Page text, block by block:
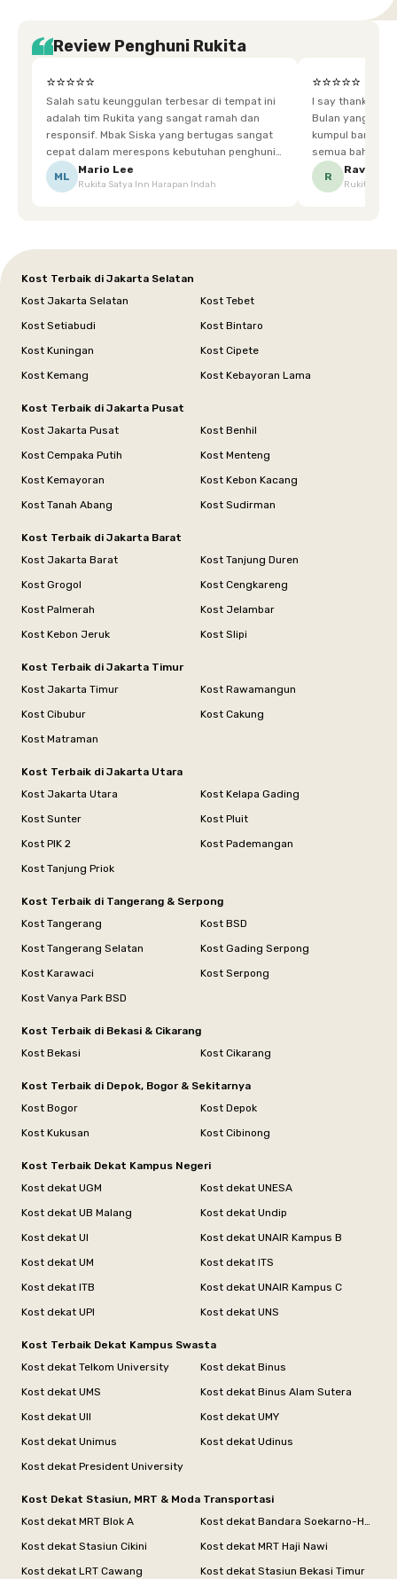
Review Penghuni Rukita
⭐⭐⭐⭐⭐
Salah satu keunggulan terbesar di tempat ini
adalah tim Rukita yang sangat ramah dan
responsif. Mbak Siska yang bertugas sangat
cepat dalam merespons kebutuhan penghuni.
Ketika saya meminta keset karena sempat
terpeleset, permintaan tersebut langsung
ML
Mario Lee
Rukita Satya Inn Harapan Indah
⭐⭐⭐⭐⭐
I say thankyou
Bulan yang super happy! banyak
kumpul bareng
semua bahagia
mgkn saran dari air aja & kebersihan lebih di
R
Ravena
Rukita
Kost Terbaik di Jakarta Selatan
Kost Jakarta Selatan
Kost Tebet
Kost Setiabudi
Kost Bintaro
Kost Kuningan
Kost Cipete
Kost Kemang
Kost Kebayoran Lama
Kost Terbaik di Jakarta Pusat
Kost Jakarta Pusat
Kost Benhil
Kost Cempaka Putih
Kost Menteng
Kost Kemayoran
Kost Kebon Kacang
Kost Tanah Abang
Kost Sudirman
Kost Terbaik di Jakarta Barat
Kost Jakarta Barat
Kost Tanjung Duren
Kost Grogol
Kost Cengkareng
Kost Palmerah
Kost Jelambar
Kost Kebon Jeruk
Kost Slipi
Kost Terbaik di Jakarta Timur
Kost Jakarta Timur
Kost Rawamangun
Kost Cibubur
Kost Cakung
Kost Matraman
Kost Terbaik di Jakarta Utara
Kost Jakarta Utara
Kost Kelapa Gading
Kost Sunter
Kost Pluit
Kost PIK 2
Kost Pademangan
Kost Tanjung Priok
Kost Terbaik di Tangerang & Serpong
Kost Tangerang
Kost BSD
Kost Tangerang Selatan
Kost Gading Serpong
Kost Karawaci
Kost Serpong
Kost Vanya Park BSD
Kost Terbaik di Bekasi & Cikarang
Kost Bekasi
Kost Cikarang
Kost Terbaik di Depok, Bogor & Sekitarnya
Kost Bogor
Kost Depok
Kost Kukusan
Kost Cibinong
Kost Terbaik Dekat Kampus Negeri
Kost dekat UGM
Kost dekat UNESA
Kost dekat UB Malang
Kost dekat Undip
Kost dekat UI
Kost dekat UNAIR Kampus B
Kost dekat UM
Kost dekat ITS
Kost dekat ITB
Kost dekat UNAIR Kampus C
Kost dekat UPI
Kost dekat UNS
Kost Terbaik Dekat Kampus Swasta
Kost dekat Telkom University
Kost dekat Binus
Kost dekat UMS
Kost dekat Binus Alam Sutera
Kost dekat UII
Kost dekat UMY
Kost dekat Unimus
Kost dekat Udinus
Kost dekat President University
Kost Dekat Stasiun, MRT & Moda Transportasi
Kost dekat MRT Blok A
Kost dekat Bandara Soekarno-Hatta
Kost dekat Stasiun Cikini
Kost dekat MRT Haji Nawi
Kost dekat LRT Cawang
Kost dekat Stasiun Bekasi Timur